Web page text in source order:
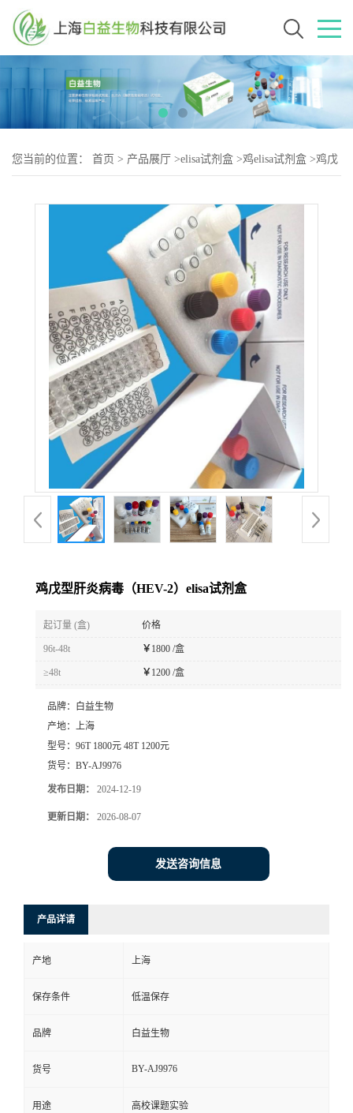
您当前的位置： 首页 > 产品展厅 >elisa试剂盒 >鸡elisa试剂盒 >鸡戊
鸡戊型肝炎病毒（HEV-2）elisa试剂盒
起订量 (盒) 价格
96t-48t ￥ 1800 /盒
≥48t ￥ 1200 /盒
品牌：
白益生物
产地： 上海
型号： 96T 1800元 48T 1200元
货号： BY-AJ9976
发布日期： 2024-12-19
更新日期： 2026-08-07
发送咨询信息
产品详请
产地 上海
保存条件 低温保存
品牌 白益生物
货号 BY-AJ9976
用途 高校课题实验